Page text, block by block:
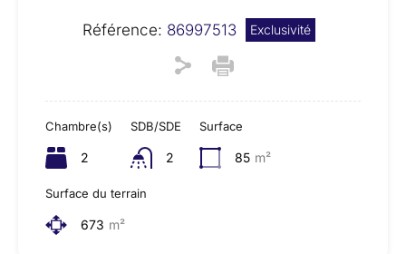
Référence: 86997513 Exclusivité
Chambre(s)
2
SDB/SDE
2
Surface
85 m²
Surface du terrain
673 m²